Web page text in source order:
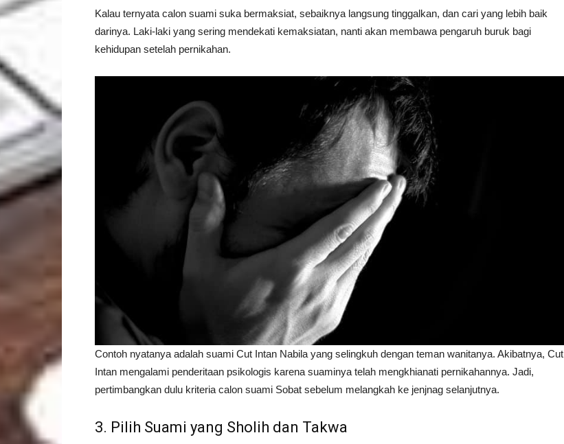
Kalau ternyata calon suami suka bermaksiat, sebaiknya langsung tinggalkan, dan cari yang lebih baik
darinya. Laki-laki yang sering mendekati kemaksiatan, nanti akan membawa pengaruh buruk bagi
kehidupan setelah pernikahan.
Contoh nyatanya adalah suami Cut Intan Nabila yang selingkuh dengan teman wanitanya. Akibatnya, Cut
Intan mengalami penderitaan psikologis karena suaminya telah mengkhianati pernikahannya. Jadi,
pertimbangkan dulu kriteria calon suami Sobat sebelum melangkah ke jenjnag selanjutnya.
3. Pilih Suami yang Sholih dan Takwa